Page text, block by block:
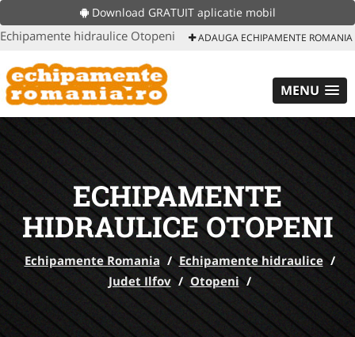
Download GRATUIT aplicatie mobil
Echipamente hidraulice Otopeni ADAUGA ECHIPAMENTE ROMANIA
MENU
ECHIPAMENTE
HIDRAULICE OTOPENI
Echipamente Romania / Echipamente hidraulice /
Judet Ilfov / Otopeni /